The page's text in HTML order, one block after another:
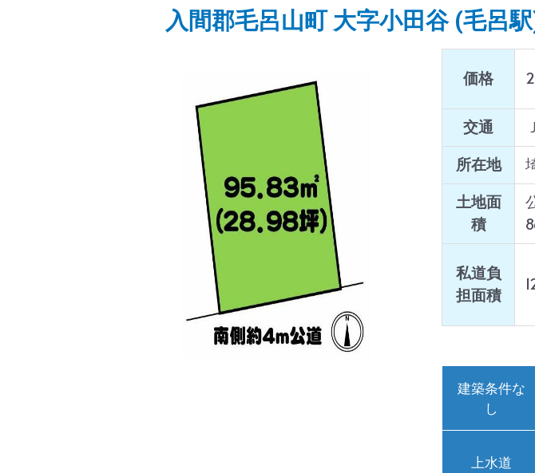
入間郡毛呂山町 大字小田谷 (毛呂
価格
交通
所在地
土地面
積
私道負
担面積
建築条件な
し
上水道